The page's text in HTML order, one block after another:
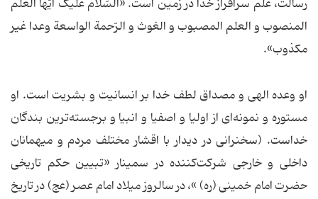
رسالت، عَلَم سرافراز خدا در زمین است. «السّلام علیک ایّها العلم
المنصوب و العلم المصبوب و الغوث و الرّحمة الواسعة وعدا غیر
مکذوب».
او وعده الهی و مصداق لطف خدا بر انسانیت و بشریت است. او
مستوره و نمونه‌ای از اولیا و اصفیا و انبیا و برجسته‌ترین بندگان
خداست. (سخنرانی در دیدار با اقشار مختلف مردم و میهمانان
داخلی و خارجی شرکت‌کننده در سمینار «تبیین حکم تاریخی
حضرت امام خمینی (ره) »، در سالروز میلاد امام عصر (عج) در تاریخ